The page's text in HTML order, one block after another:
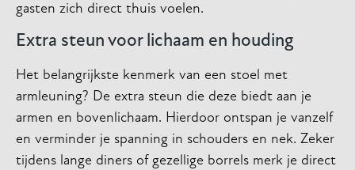
gasten zich direct thuis voelen.
Extra steun voor lichaam en houding
Het belangrijkste kenmerk van een stoel met
armleuning? De extra steun die deze biedt aan je
armen en bovenlichaam. Hierdoor ontspan je vanzelf
en verminder je spanning in schouders en nek. Zeker
tijdens lange diners of gezellige borrels merk je direct